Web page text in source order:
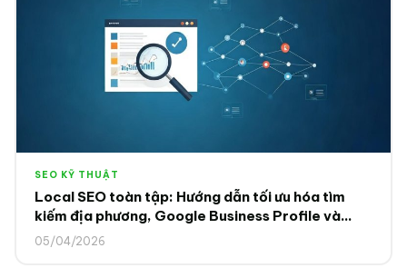
SEO KỸ THUẬT
Local SEO toàn tập: Hướng dẫn tối ưu hóa tìm
kiếm địa phương, Google Business Profile và
Local Citations 2025
05/04/2026